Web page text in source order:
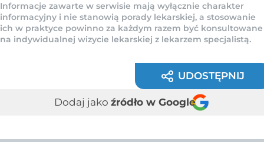
Informacje zawarte w serwisie mają wyłącznie charakter
informacyjny i nie stanowią porady lekarskiej, a stosowanie
ich w praktyce powinno za każdym razem być konsultowane
na indywidualnej wizycie lekarskiej z lekarzem specjalistą.
UDOSTĘPNIJ
Dodaj jako źródło w Google